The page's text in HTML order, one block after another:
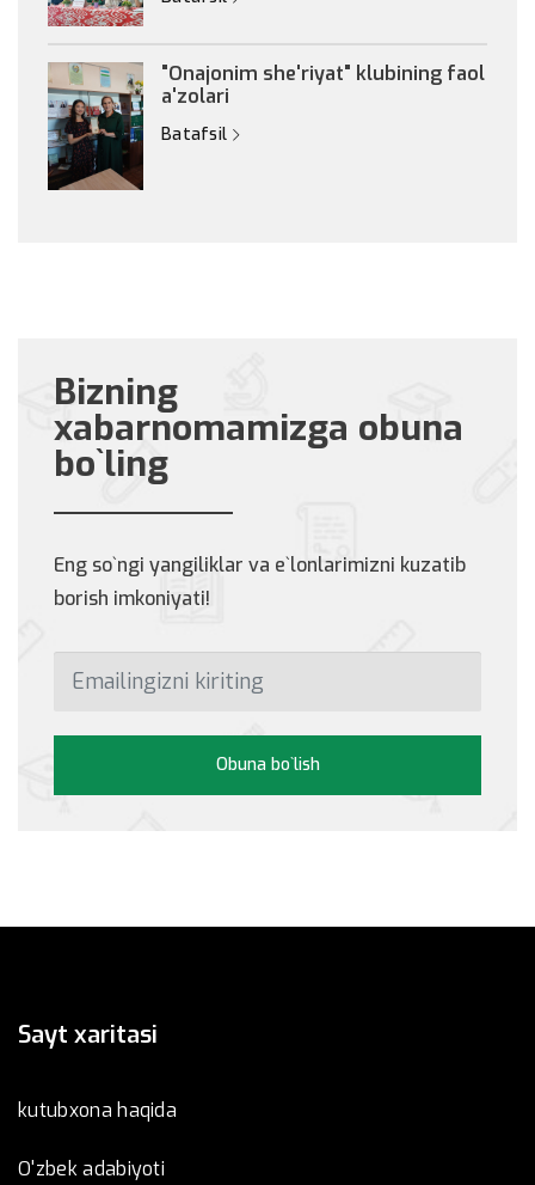
"Onajonim she'riyat" klubining faol
a'zolari
Batafsil
Bizning
xabarnomamizga obuna
bo`ling
Eng so`ngi yangiliklar va e`lonlarimizni kuzatib
borish imkoniyati!
Obuna bo`lish
Sayt xaritasi
kutubxona haqida
O'zbek adabiyoti